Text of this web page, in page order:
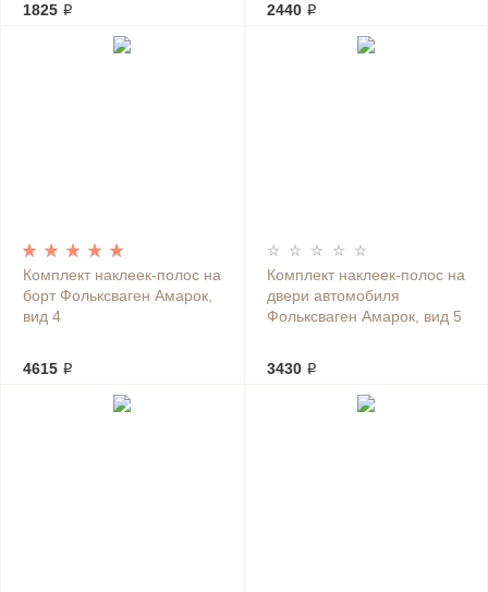
1825 ₽
2440 ₽
Комплект наклеек-полос на
борт Фольксваген Амарок,
вид 4
4615 ₽
Комплект наклеек-полос на
двери автомобиля
Фольксваген Амарок, вид 5
3430 ₽